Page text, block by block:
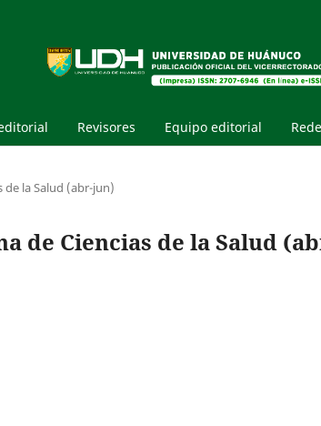
Revisores Equipo editorial
de la Salud (abr-jun)
de Ciencias de la Salud